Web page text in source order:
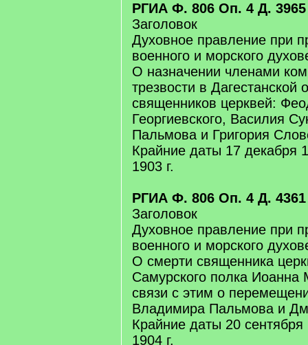
РГИА Ф. 806 Оп. 4 Д. 3965
Заголовок
Духовное правление при
военного и морского
О назначении членами
трезвости в Дагестанской
священников церквей:
Георгиевского, Василия
Пальмова и Григория
Крайние даты 17 декабря
1903 г.
РГИА Ф. 806 Оп. 4 Д. 4361
Заголовок
Духовное правление при
военного и морского
О смерти священника
Самурского полка Иоанна
связи с этим о
Владимира Пальмова и
Крайние даты 20 сентября
1904 г.